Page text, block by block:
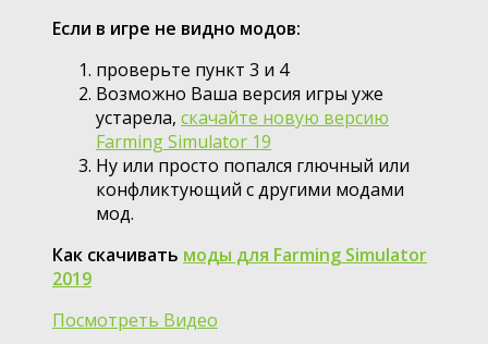
Если в игре не видно модов:
проверьте пункт 3 и 4
Возможно Ваша версия игры уже
устарела, скачайте новую версию
Farming Simulator 19
Ну или просто попался глючный или
конфликтующий с другими модами
мод.
Как скачивать моды для Farming Simulator
2019
Посмотреть Видео